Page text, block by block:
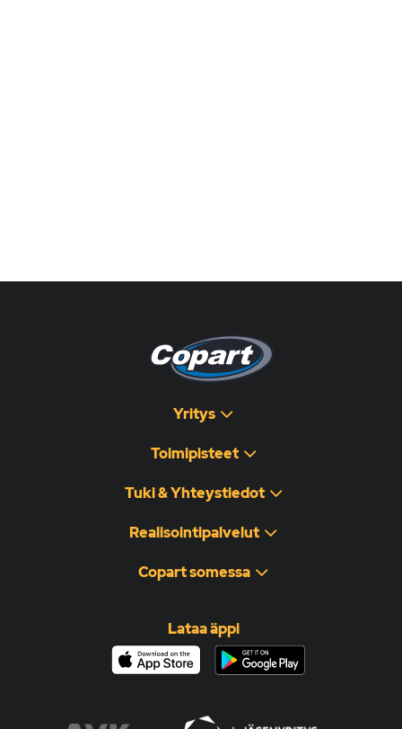
Yritys
Toimipisteet
Tuki & Yhteystiedot
Realisointipalvelut
Copart somessa
Lataa äppi